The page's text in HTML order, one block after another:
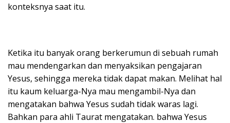
konteksnya saat itu.
Ketika itu banyak orang berkerumun di sebuah rumah
mau mendengarkan dan menyaksikan pengajaran
Yesus, sehingga mereka tidak dapat makan. Melihat hal
itu kaum keluarga-Nya mau mengambil-Nya dan
mengatakan bahwa Yesus sudah tidak waras lagi.
Bahkan para ahli Taurat mengatakan. bahwa Yesus